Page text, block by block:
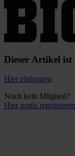
Dieser Artikel
Hier einloggen
Noch kein Mitglied?
Hier gratis registrieren